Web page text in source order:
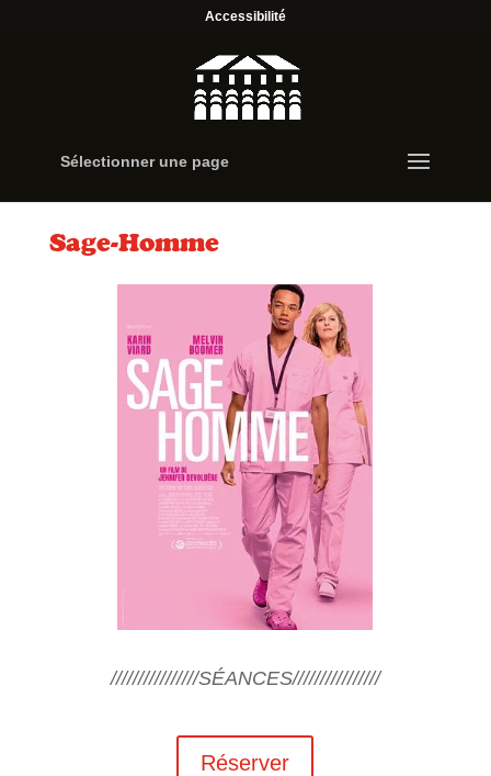
Accessibilité
Sélectionner une page
Sage-Homme
////////////////SÉANCES////////////////
Réserver